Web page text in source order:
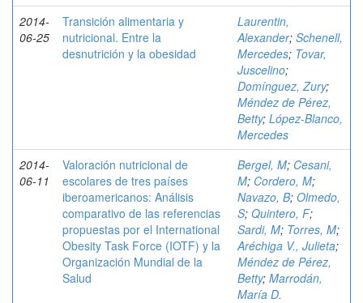
2014-
06-25
Transición alimentaria y
nutricional. Entre la
desnutrición y la obesidad
Laurentin,
Alexander; Schenell,
Mercedes; Tovar,
Juscelino;
Domínguez, Zury;
Méndez de Pérez,
Betty; López-Blanco,
Mercedes
2014-
06-11
Valoración nutricional de
escolares de tres países
iberoamericanos: Análisis
comparativo de las referencias
propuestas por el International
Obesity Task Force (IOTF) y la
Organización Mundial de la
Salud
Bergel, M; Cesani,
M; Cordero, M;
Navazo, B; Olmedo,
S; Quintero, F;
Sardi, M; Torres, M;
Aréchiga V., Julieta;
Méndez de Pérez,
Betty; Marrodán,
María D.